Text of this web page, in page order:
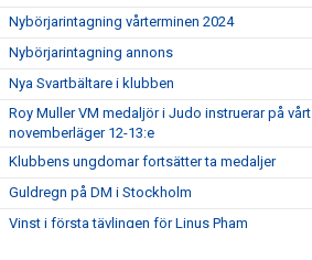
Nybörjarintagning vårterminen 2024
Nybörjarintagning annons
Nya Svartbältare i klubben
Roy Muller VM medaljör i Judo instruerar på vårt
novemberläger 12-13:e
Klubbens ungdomar fortsätter ta medaljer
Guldregn på DM i Stockholm
Vinst i första tävlingen för Linus Pham